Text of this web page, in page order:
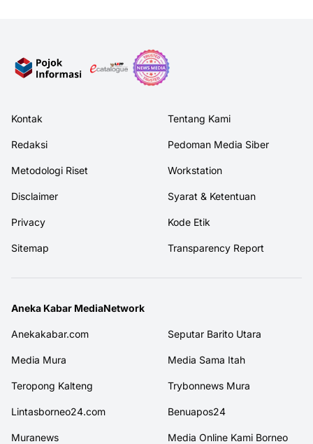
Kontak Tentang Kami
Redaksi Pedoman Media Siber
Metodologi Riset Workstation
Disclaimer Syarat & Ketentuan
Privacy Kode Etik
Sitemap Transparency Report
Aneka Kabar MediaNetwork
Anekakabar.com Seputar Barito Utara
Media Mura Media Sama Itah
Teropong Kalteng Trybonnews Mura
Lintasborneo24.com Benuapos24
Muranews Media Online Kami Borneo